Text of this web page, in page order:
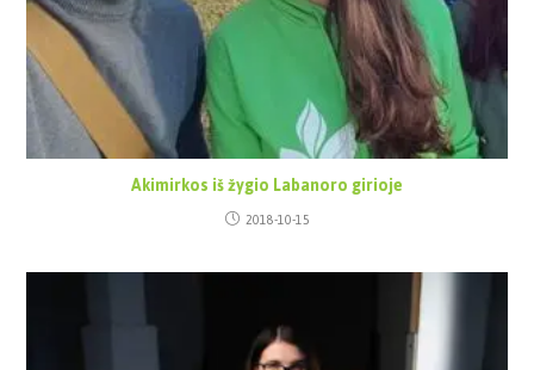
Akimirkos iš žygio Labanoro girioje
2018-10-15